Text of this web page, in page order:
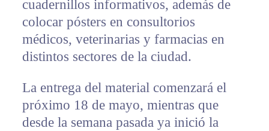
cuadernillos informativos, además de
colocar pósters en consultorios
médicos, veterinarias y farmacias en
distintos sectores de la ciudad.
La entrega del material comenzará el
próximo 18 de mayo, mientras que
desde la semana pasada ya inició la